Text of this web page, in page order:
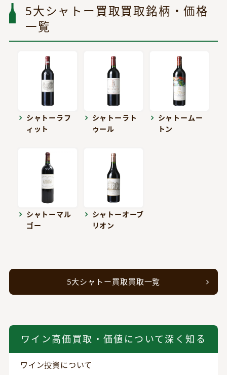
5大シャトー買取買取銘柄・価格
一覧
シャトーラフ
ィット
シャトーラト
ゥール
シャトームー
トン
シャトーマル
ゴー
シャトーオーブ
リオン
5大シャトー買取買取一覧
ワイン高価買取・価値について深く知る
ワイン投資について